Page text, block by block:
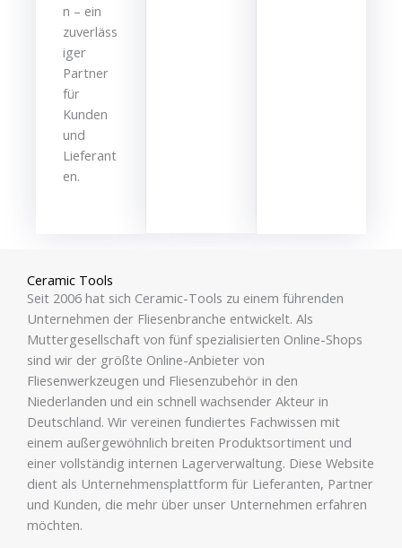
n – ein
zuverläss
iger
Partner
für
Kunden
und
Lieferant
en.
Ceramic Tools
Seit 2006 hat sich Ceramic-Tools zu einem führenden
Unternehmen der Fliesenbranche entwickelt. Als
Muttergesellschaft von fünf spezialisierten Online-Shops
sind wir der größte Online-Anbieter von
Fliesenwerkzeugen und Fliesenzubehör in den
Niederlanden und ein schnell wachsender Akteur in
Deutschland. Wir vereinen fundiertes Fachwissen mit
einem außergewöhnlich breiten Produktsortiment und
einer vollständig internen Lagerverwaltung. Diese Website
dient als Unternehmensplattform für Lieferanten, Partner
und Kunden, die mehr über unser Unternehmen erfahren
möchten.